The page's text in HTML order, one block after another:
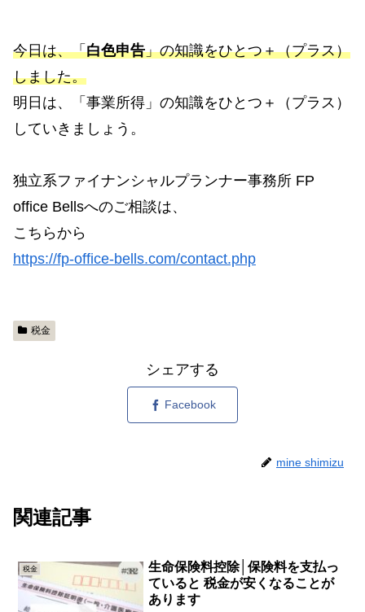
今日は、「白色申告」の知識をひとつ＋（プラス）
しました。
明日は、「事業所得」の知識をひとつ＋（プラス）
していきましょう。
独立系ファイナンシャルプランナー事務所 FP
office Bellsへのご相談は、
こちらから
https://fp-office-bells.com/contact.php
税金
シェアする
Facebook
mine shimizu
関連記事
税金
生命保険料控除│保険料を支払っ
ていると 税金が安くなることが
あります